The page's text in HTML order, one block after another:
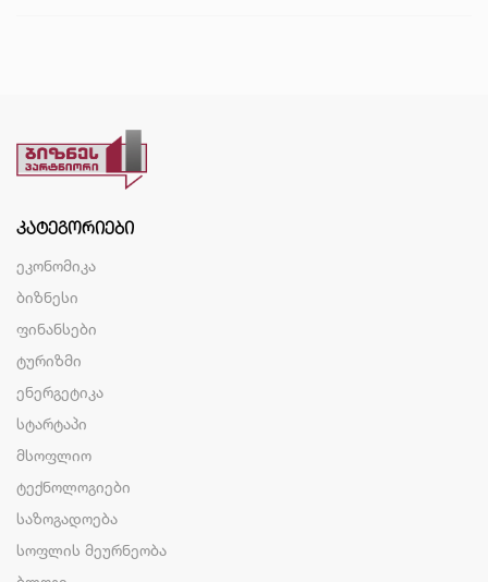
ᲙᲐᲢᲔᲒᲝᲠᲘᲔᲑᲘ
ეკონომიკა
ბიზნესი
ფინანსები
ტურიზმი
ენერგეტიკა
სტარტაპი
მსოფლიო
ტექნოლოგიები
საზოგადოება
სოფლის მეურნეობა